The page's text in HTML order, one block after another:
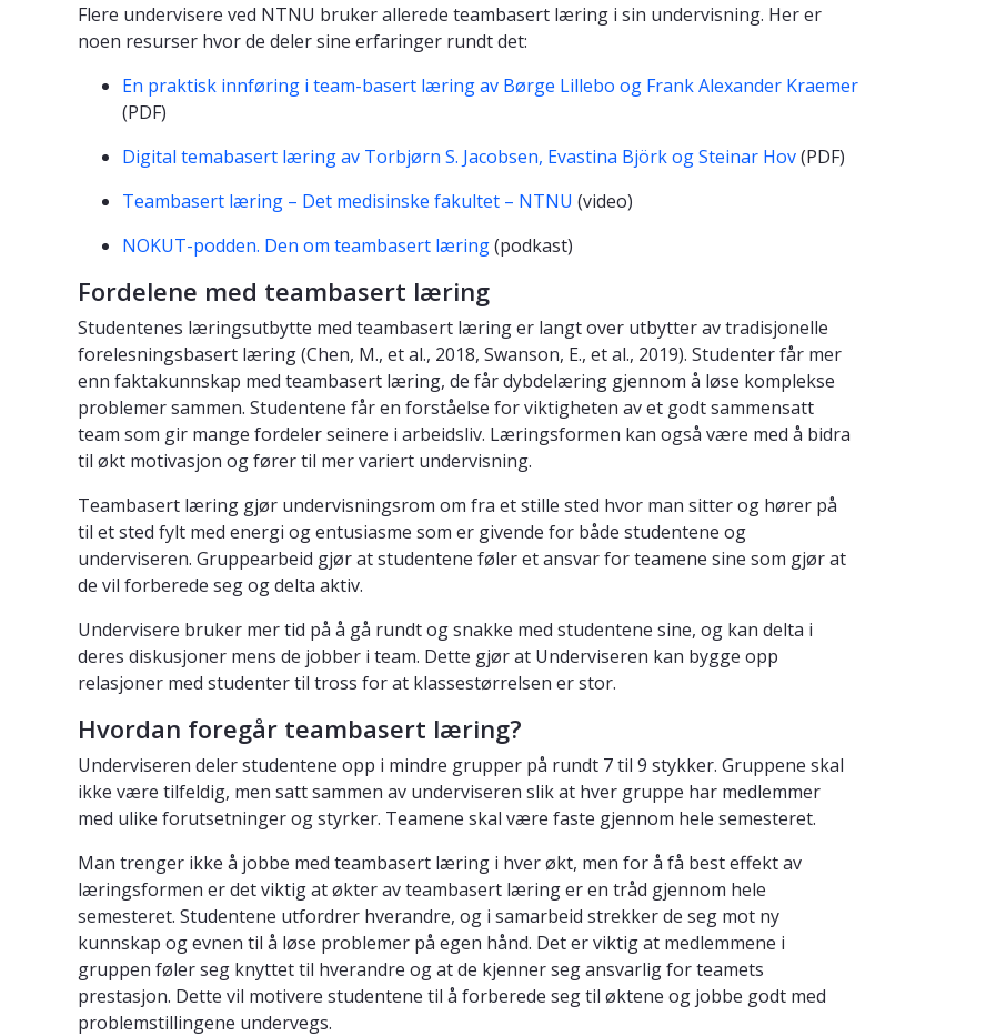
Flere undervisere ved NTNU bruker allerede teambasert læring i sin undervisning. Her er
noen resurser hvor de deler sine erfaringer rundt det:
En praktisk innføring i team-basert læring av Børge Lillebo og Frank Alexander Kraemer
(PDF)
Digital temabasert læring av Torbjørn S. Jacobsen, Evastina Björk og Steinar Hov(PDF)
Teambasert læring – Det medisinske fakultet – NTNU (video)
NOKUT-podden. Den om teambasert læring(podkast)
Fordelene med teambasert læring
Studentenes læringsutbytte med teambasert læring er langt over utbytter av tradisjonelle
forelesningsbasert læring (Chen, M., et al., 2018, Swanson, E., et al., 2019). Studenter får mer
enn faktakunnskap med teambasert læring, de får dybdelæring gjennom å løse komplekse
problemer sammen. Studentene får en forståelse for viktigheten av et godt sammensatt
team som gir mange fordeler seinere i arbeidsliv. Læringsformen kan også være med å bidra
til økt motivasjon og fører til mer variert undervisning.
Teambasert læring gjør undervisningsrom om fra et stille sted hvor man sitter og hører på
til et sted fylt med energi og entusiasme som er givende for både studentene og
underviseren. Gruppearbeid gjør at studentene føler et ansvar for teamene sine som gjør at
de vil forberede seg og delta aktiv.
Undervisere bruker mer tid på å gå rundt og snakke med studentene sine, og kan delta i
deres diskusjoner mens de jobber i team. Dette gjør at Underviseren kan bygge opp
relasjoner med studenter til tross for at klassestørrelsen er stor.
Hvordan foregår teambasert læring?
Underviseren deler studentene opp i mindre grupper på rundt 7 til 9 stykker. Gruppene skal
ikke være tilfeldig, men satt sammen av underviseren slik at hver gruppe har medlemmer
med ulike forutsetninger og styrker. Teamene skal være faste gjennom hele semesteret.
Man trenger ikke å jobbe med teambasert læring i hver økt, men for å få best effekt av
læringsformen er det viktig at økter av teambasert læring er en tråd gjennom hele
semesteret. Studentene utfordrer hverandre, og i samarbeid strekker de seg mot ny
kunnskap og evnen til å løse problemer på egen hånd. Det er viktig at medlemmene i
gruppen føler seg knyttet til hverandre og at de kjenner seg ansvarlig for teamets
prestasjon. Dette vil motivere studentene til å forberede seg til øktene og jobbe godt med
problemstillingene undervegs.